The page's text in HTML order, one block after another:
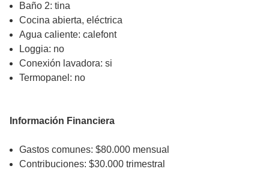
Baño 2: tina
Cocina abierta, eléctrica
Agua caliente: calefont
Loggia: no
Conexión lavadora: si
Termopanel: no
Información Financiera
Gastos comunes: $80.000 mensual
Contribuciones: $30.000 trimestral